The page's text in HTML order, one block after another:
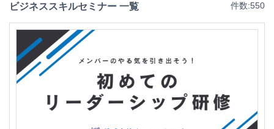
ビジネススキルセミナー 一覧 件数:550